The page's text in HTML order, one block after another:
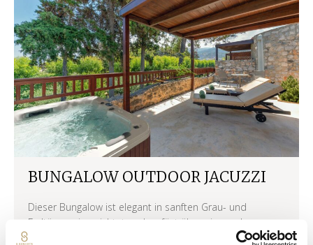
BUNGALOW OUTDOOR JACUZZI
Dieser Bungalow ist elegant in sanften Grau- und
Erdtönen eingerichtet und verfügt über ein modernes
Badezimmer und minimalistische Holzelemente.